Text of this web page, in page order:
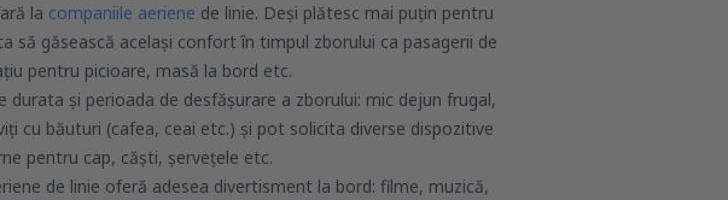
la companiile aeriene de linie. Deși plătesc mai puțin pentru
să găsească același confort în timpul zborului ca pasagerii de
pentru picioare, masă la bord etc.
și perioada de desfășurare a zborului: mic dejun frugal,
cu băuturi (cafea, ceai etc.) și pot solicita diverse dispozitive
pentru cap, căști, șervețele etc.
de linie oferă adesea divertisment la bord: filme, muzică,